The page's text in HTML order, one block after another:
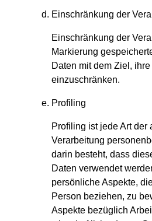
Einschränkung der
Einschränkung der
Markierung
Daten mit dem Ziel,
einzuschränken.
Profiling
Profiling ist jede Art der
Verarbeitung
darin besteht, dass
Daten verwendet
persönliche Aspekte,
Person beziehen, zu
Aspekte bezüglich